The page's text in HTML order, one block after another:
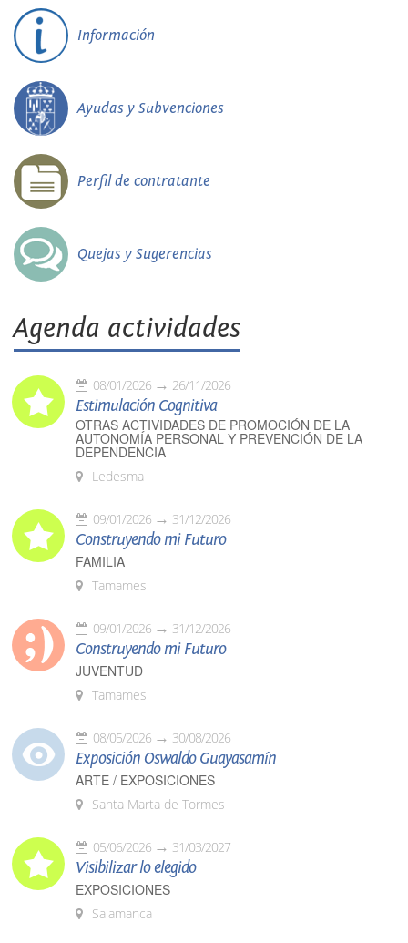
Información
Ayudas y Subvenciones
Perfil de contratante
Quejas y Sugerencias
Agenda actividades
08/01/2026 26/11/2026
Estimulación Cognitiva
OTRAS ACTIVIDADES DE PROMOCIÓN DE LA
AUTONOMÍA PERSONAL Y PREVENCIÓN DE LA
DEPENDENCIA
Ledesma
09/01/2026 31/12/2026
Construyendo mi Futuro
FAMILIA
Tamames
09/01/2026 31/12/2026
Construyendo mi Futuro
JUVENTUD
Tamames
08/05/2026 30/08/2026
Exposición Oswaldo Guayasamín
ARTE / EXPOSICIONES
Santa Marta de Tormes
05/06/2026 31/03/2027
Visibilizar lo elegido
EXPOSICIONES
Salamanca